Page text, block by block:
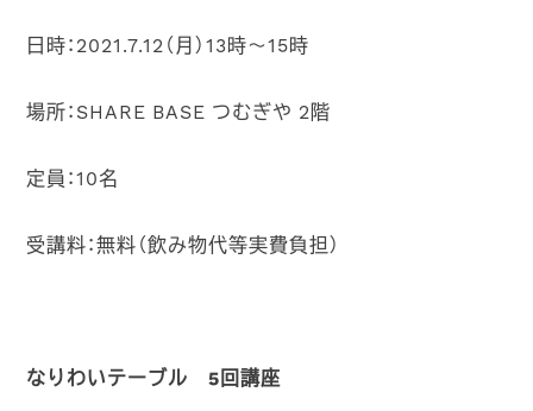
日時：2021.7.12（月）13時～15時
場所：SHARE BASE つむぎや 2階
定員：10名
受講料：無料（飲み物代等実費負担）
なりわいテーブル 5回講座